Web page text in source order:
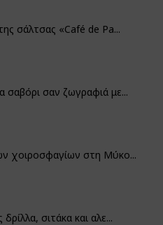
σάλτσας «Café de Pa...
σαν ζωγραφιά με...
χοιροσφαγίων στη Μύκο...
σιτάκα και αλε...